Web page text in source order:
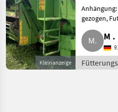
Kleinanzeige
gezogen,
Misch-
M .